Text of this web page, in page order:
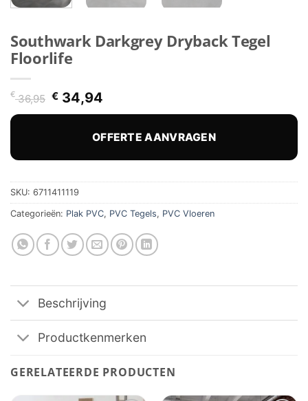
Southwark Darkgrey Dryback Tegel
Floorlife
€36,95 Oorspronkelijke
prijs
€ 36,95.
€34,94Huidige
prijs
€ 34,94.
OFFERTE AANVRAGEN
SKU: 6711411119
Categorieën: Plak PVC, PVC Tegels, PVC Vloeren
Beschrijving
Productkenmerken
GERELATEERDE PRODUCTEN